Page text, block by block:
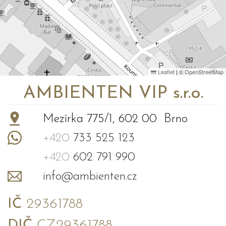
Leaflet |©OpenStreetMap
AMBIENTEN VIP s.r.o.
Mezírka 775/1, 602 00 Brno
+420 733 525 123
+420 602 791 990
info@ambienten.cz
IČ 29361788